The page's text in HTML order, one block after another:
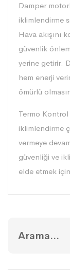
Damper
iklimlendirme
Hava akışını
güvenlik
yerine getirir.
hem enerji
ömürlü
Termo
iklimlendirme
vermeye
güvenliği ve
elde etmek